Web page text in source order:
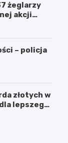
żeglarzy
akcji
– policja
złotych w
lepszego